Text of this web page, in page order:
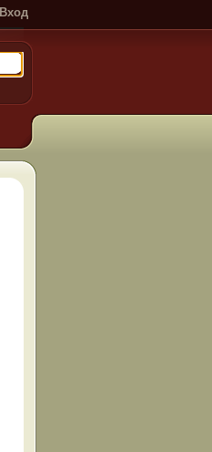
Вход